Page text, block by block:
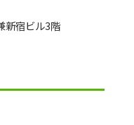
宿ビル3階